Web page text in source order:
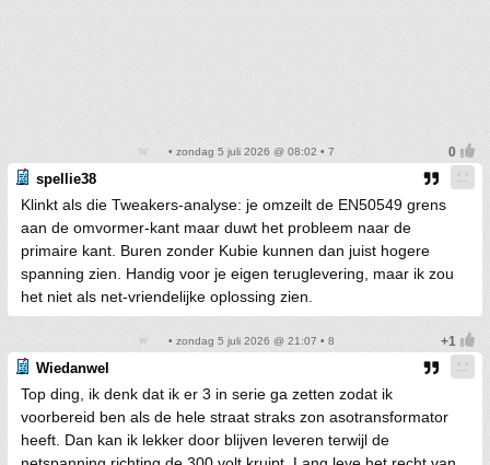
• zondag 5 juli 2026 @ 08:02 • 7
spellie38
Klinkt als die Tweakers-analyse: je omzeilt de EN50549 grens
aan de omvormer-kant maar duwt het probleem naar de
primaire kant. Buren zonder Kubie kunnen dan juist hogere
spanning zien. Handig voor je eigen teruglevering, maar ik zou
het niet als net-vriendelijke oplossing zien.
• zondag 5 juli 2026 @ 21:07 • 8
Wiedanwel
Top ding, ik denk dat ik er 3 in serie ga zetten zodat ik
voorbereid ben als de hele straat straks zon asotransformator
heeft. Dan kan ik lekker door blijven leveren terwijl de